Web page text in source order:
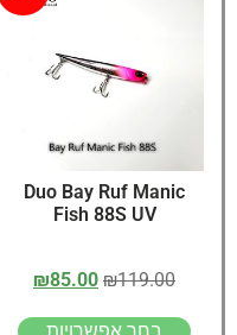
Duo Bay Ruf Manic
Fish 88S UV
₪119.00
₪85.00
בחר אפשרויות